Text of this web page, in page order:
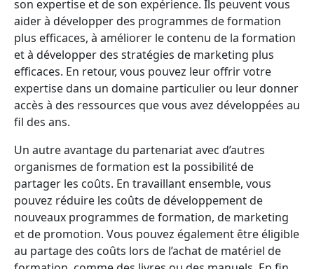
son expertise et de son expérience. Ils peuvent vous
aider à développer des programmes de formation
plus efficaces, à améliorer le contenu de la formation
et à développer des stratégies de marketing plus
efficaces. En retour, vous pouvez leur offrir votre
expertise dans un domaine particulier ou leur donner
accès à des ressources que vous avez développées au
fil des ans.
Un autre avantage du partenariat avec d’autres
organismes de formation est la possibilité de
partager les coûts. En travaillant ensemble, vous
pouvez réduire les coûts de développement de
nouveaux programmes de formation, de marketing
et de promotion. Vous pouvez également être éligible
au partage des coûts lors de l’achat de matériel de